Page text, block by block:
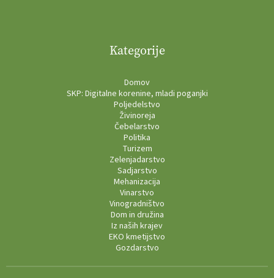
Kategorije
Domov
SKP: Digitalne korenine, mladi poganjki
Poljedelstvo
Živinoreja
Čebelarstvo
Politika
Turizem
Zelenjadarstvo
Sadjarstvo
Mehanizacija
Vinarstvo
Vinogradništvo
Dom in družina
Iz naših krajev
EKO kmetijstvo
Gozdarstvo